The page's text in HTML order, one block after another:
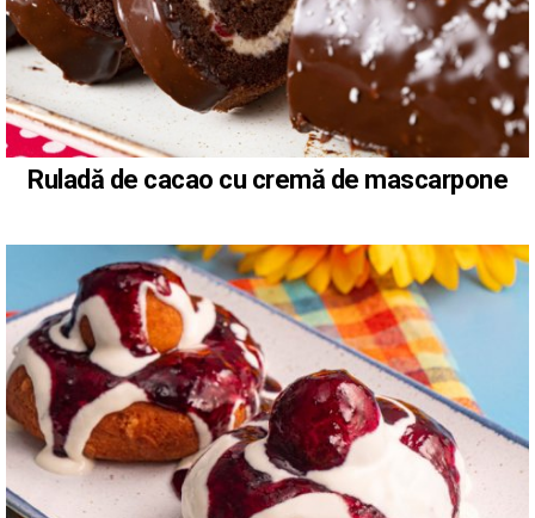
Ruladă de cacao cu cremă de mascarpone